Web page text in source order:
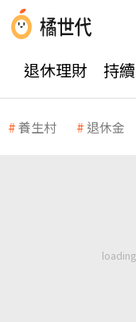
退休理財 持
養生村 退休金